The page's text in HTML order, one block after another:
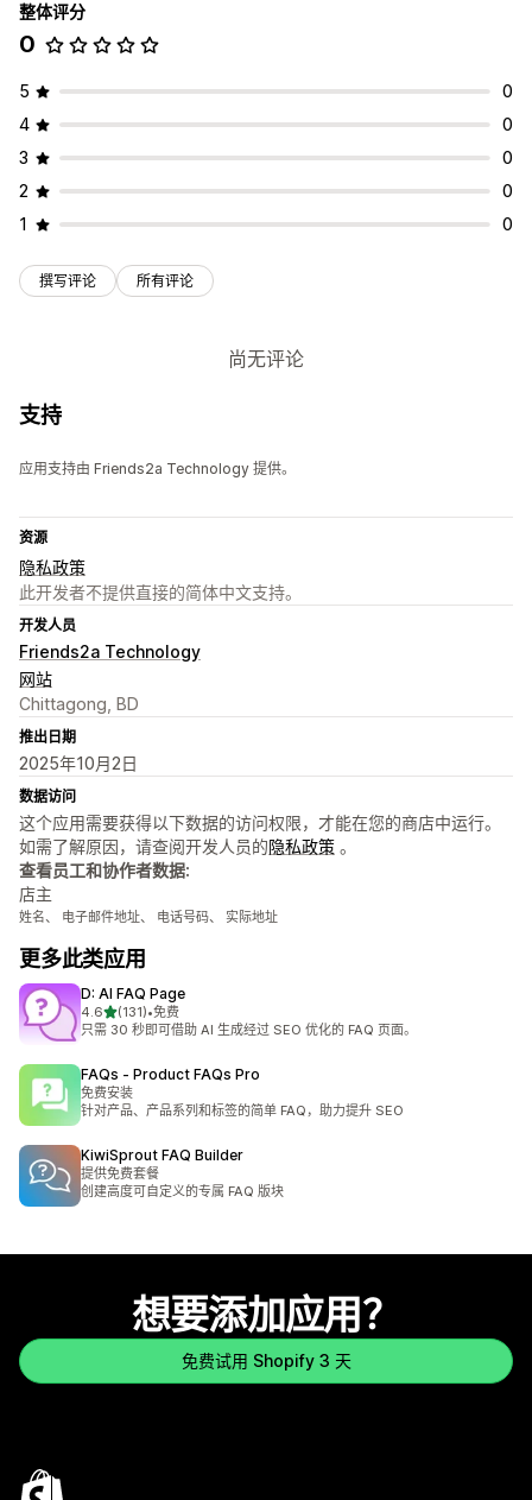
整体评分
0
5
0
4
0
3
0
2
0
1
0
撰写评论 所有评论
尚无评论
支持
应用支持由 Friends2a Technology 提供。
资源
隐私政策
此开发者不提供直接的简体中文支持。
开发人员
Friends2a Technology
网站
Chittagong, BD
推出日期
2025年10月2日
数据访问
这个应用需要获得以下数据的访问权限，才能在您的商店中运行。
如需了解原因，请查阅开发人员的隐私政策 。
查看员工和协作者数据:
店主
姓名、 电子邮件地址、 电话号码、 实际地址
更多此类应用
D: AI FAQ Page
4.6星（满分 5 星）
(131)
总共 131 条评论
•免费
只需 30 秒即可借助 AI 生成经过 SEO 优化的 FAQ 页面。
FAQs ‑ Product FAQs Pro
免费安装
针对产品、产品系列和标签的简单 FAQ，助力提升 SEO
KiwiSprout FAQ Builder
提供免费套餐
创建高度可自定义的专属 FAQ 版块
想要添加应用？
免费试用 Shopify 3 天